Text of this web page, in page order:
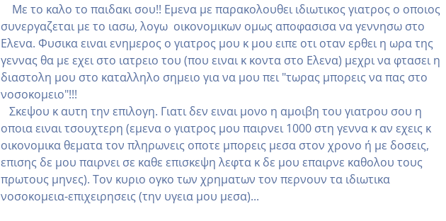
Mε το καλο το παιδακι σου!! Εμενα με παρακολουθει ιδιωτικος γιατρος ο οποιος
συνεργαζεται με το ιασω, λογω οικονομικων ομως αποφασισα να γεννησω στο
Ελενα. Φυσικα ειναι ενημερος ο γιατρος μου κ μου ειπε οτι οταν ερθει η ωρα της
γεννας θα με εχει στο ιατρειο του (που ειναι κ κοντα στο Ελενα) μεχρι να φτασει η
διαστολη μου στο καταλληλο σημειο για να μου πει "τωρας μπορεις να πας στο
νοσοκομειο"!!!
Σκεψου κ αυτη την επιλογη. Γιατι δεν ειναι μονο η αμοιβη του γιατρου σου η
οποια ειναι τσουχτερη (εμενα ο γιατρος μου παιρνει 1000 στη γεννα κ αν εχεις κ
οικονομικα θεματα τον πληρωνεις οποτε μπορεις μεσα στον χρονο ή με δοσεις,
επισης δε μου παιρνει σε καθε επισκεψη λεφτα κ δε μου επαιρνε καθολου τους
πρωτους μηνες). Τον κυριο ογκο των χρηματων τον περνουν τα ιδιωτικα
νοσοκομεια-επιχειρησεις (την υγεια μου μεσα)...